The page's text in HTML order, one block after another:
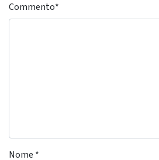
Commento*
Nome *